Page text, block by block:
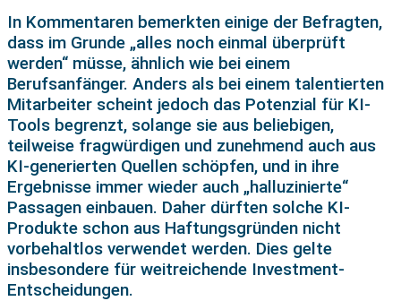
In Kommentaren bemerkten einige der Befragten,
dass im Grunde „alles noch einmal überprüft
werden“ müsse, ähnlich wie bei einem
Berufsanfänger. Anders als bei einem talentierten
Mitarbeiter scheint jedoch das Potenzial für KI-
Tools begrenzt, solange sie aus beliebigen,
teilweise fragwürdigen und zunehmend auch aus
KI-generierten Quellen schöpfen, und in ihre
Ergebnisse immer wieder auch „halluzinierte“
Passagen einbauen. Daher dürften solche KI-
Produkte schon aus Haftungsgründen nicht
vorbehaltlos verwendet werden. Dies gelte
insbesondere für weitreichende Investment-
Entscheidungen.